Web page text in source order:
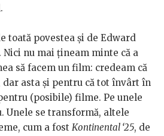
toată povestea și de Edward
Nici nu mai țineam minte că a
să facem un film: credeam că
dar asta și pentru că tot învârt în
(posibile) filme. Pe unele
Unele se transformă, altele
cum a fost Kontinental ‘25, de